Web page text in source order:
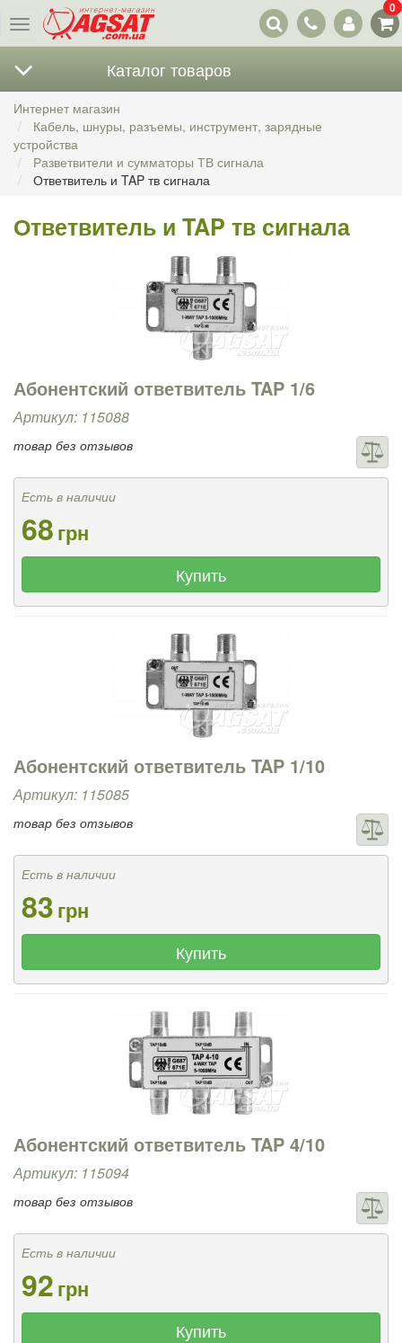
Меню
Наши
контакты
0
Каталог товаров
Интернет магазин
Кабель, шнуры, разъемы, инструмент, зарядные
устройства
Разветвители и сумматоры ТВ сигнала
Ответвитель и TAP тв сигнала
Ответвитель и TAP тв сигнала
Абонентский ответвитель TAP 1/6
Артикул: 115088
товар без отзывов
Есть в наличии
68грн
Купить
Абонентский ответвитель TAP 1/10
Артикул: 115085
товар без отзывов
Есть в наличии
83грн
Купить
Абонентский ответвитель TAP 4/10
Артикул: 115094
товар без отзывов
Есть в наличии
92грн
Купить